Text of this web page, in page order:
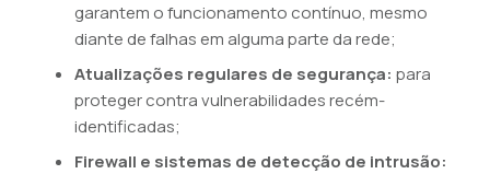
garantem o funcionamento contínuo, mesmo
diante de falhas em alguma parte da rede;
Atualizações regulares de segurança: para
proteger contra vulnerabilidades recém-
identificadas;
Firewall e sistemas de detecção de intrusão: